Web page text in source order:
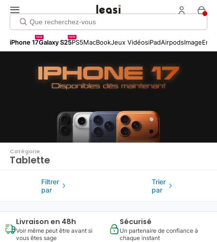
iPhone 17
new
Galaxy S25
new
PS5MacBookJeux VidéosiPadAirpodsImage
Click me!
Catégorie
Tablette
Filtrer
par
Trier
par
Livraison en 48h
Voir même peut être avant si
vous êtes sage
Sécurisé
Un partenaire de confiance à
chaque instant